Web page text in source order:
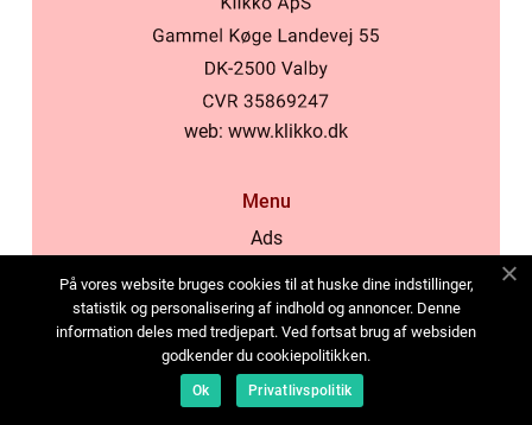
web: www.klikko.dk
Menu
Ads
Cookies
Contact
Sitemap
På vores website bruges cookies til at huske dine indstillinger,
statistik og personalisering af indhold og annoncer. Denne
information deles med tredjepart. Ved fortsat brug af websiden
godkender du cookiepolitikken.
Ok Privatlivspolitik